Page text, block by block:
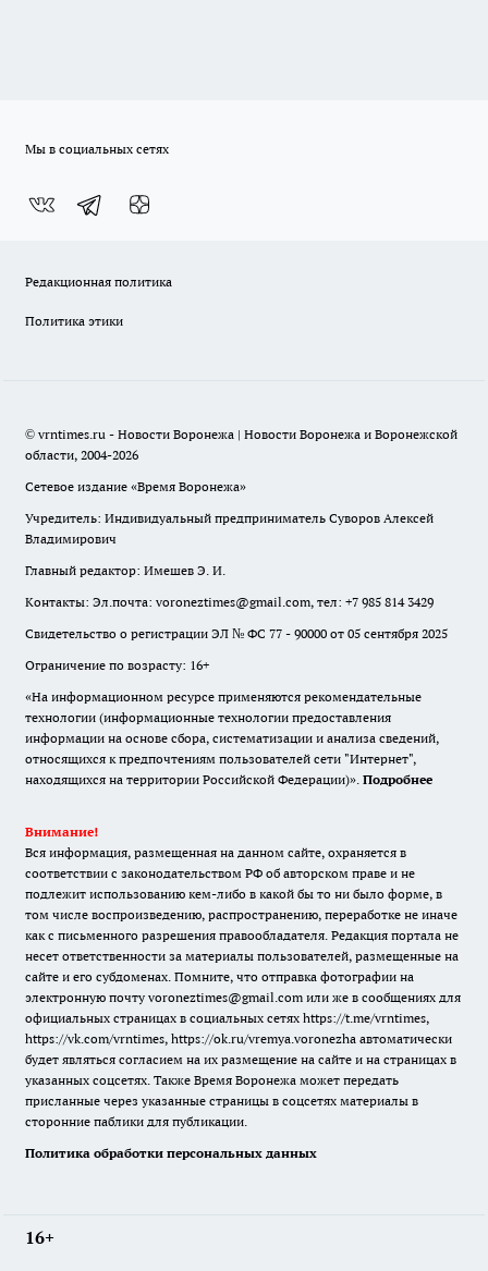
Мы в социальных сетях
Редакционная политика
Политика этики
© vrntimes.ru - Новости Воронежа | Новости Воронежа и Воронежской
области, 2004-2026
Сетевое издание «Время Воронежа»
Учредитель: Индивидуальный предприниматель Суворов Алексей
Владимирович
Главный редактор: Имешев Э. И.
Контакты: Эл.почта: voroneztimes@gmail.com, тел: +7 985 814 3429
Свидетельство о регистрации ЭЛ № ФС 77 - 90000 от 05 сентября 2025
Ограничение по возрасту: 16+
«На информационном ресурсе применяются рекомендательные
технологии (информационные технологии предоставления
информации на основе сбора, систематизации и анализа сведений,
относящихся к предпочтениям пользователей сети "Интернет",
находящихся на территории Российской Федерации)». Подробнее
Внимание!
Вся информация, размещенная на данном сайте, охраняется в
соответствии с законодательством РФ об авторском праве и не
подлежит использованию кем-либо в какой бы то ни было форме, в
том числе воспроизведению, распространению, переработке не иначе
как с письменного разрешения правообладателя. Редакция портала не
несет ответственности за материалы пользователей, размещенные на
сайте и его субдоменах. Помните, что отправка фотографии на
электронную почту voroneztimes@gmail.com или же в сообщениях для
официальных страницах в социальных сетях https://t.me/vrntimes,
https://vk.com/vrntimes, https://ok.ru/vremya.voronezha автоматически
будет являться согласием на их размещение на сайте и на страницах в
указанных соцсетях. Также Время Воронежа может передать
присланные через указанные страницы в соцсетях материалы в
сторонние паблики для публикации.
Политика обработки персональных данных
16+